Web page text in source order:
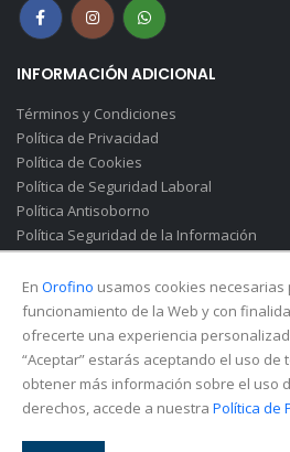
INFORMACIÓN ADICIONAL
Términos y Condiciones
Política de Privacidad
Política de Cookies
Política de Seguridad Laboral
Política Antisoborno
Política Seguridad de la Información
Canal de Denuncias(Soborno)
En Orofino usamos cookies necesarias
funcionamiento de la Web y con
ofrecerte una experiencia
“Aceptar” estarás aceptando el uso de
obtener más información sobre el uso
derechos, accede a nuestra Política de